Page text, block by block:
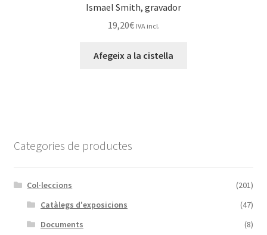
Ismael Smith, gravador
19,20€ IVA incl.
Afegeix a la cistella
Categories de productes
Col·leccions
(201)
Catàlegs d'exposicions
(47)
Documents
(8)